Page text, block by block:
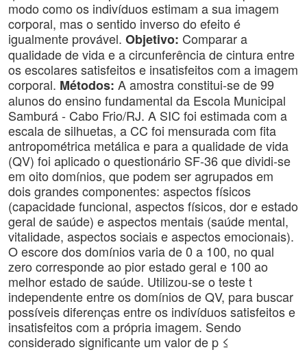
modo como os indivíduos estimam a sua imagem
corporal, mas o sentido inverso do efeito é
igualmente provável. Objetivo: Comparar a
qualidade de vida e a circunferência de cintura entre
os escolares satisfeitos e insatisfeitos com a imagem
corporal. Métodos: A amostra constitui-se de 99
alunos do ensino fundamental da Escola Municipal
Samburá - Cabo Frio/RJ. A SIC foi estimada com a
escala de silhuetas, a CC foi mensurada com fita
antropométrica metálica e para a qualidade de vida
(QV) foi aplicado o questionário SF-36 que dividi-se
em oito domínios, que podem ser agrupados em
dois grandes componentes: aspectos físicos
(capacidade funcional, aspectos físicos, dor e estado
geral de saúde) e aspectos mentais (saúde mental,
vitalidade, aspectos sociais e aspectos emocionais).
O escore dos domínios varia de 0 a 100, no qual
zero corresponde ao pior estado geral e 100 ao
melhor estado de saúde. Utilizou-se o teste t
independente entre os domínios de QV, para buscar
possíveis diferenças entre os indivíduos satisfeitos e
insatisfeitos com a própria imagem. Sendo
considerado significante um valor de p ≤